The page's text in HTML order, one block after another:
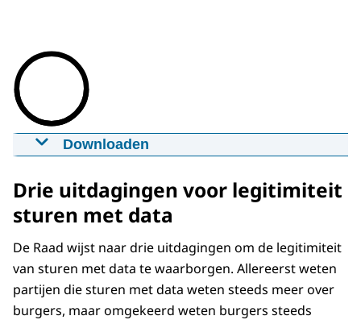
Downloaden
25-05-2021 03:00 mp4 35.7 MB
Download
Ondertiteling
Download
Drie uitdagingen voor legitimiteit
sturen met data
De Raad wijst naar drie uitdagingen om de legitimiteit
van sturen met data te waarborgen. Allereerst weten
partijen die sturen met data weten steeds meer over
burgers, maar omgekeerd weten burgers steeds